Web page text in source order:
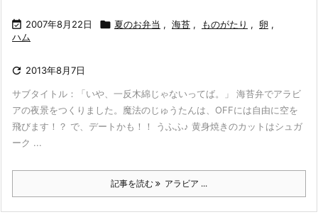
 2007年8月22日  夏のお弁当 , 海苔 , ものがたり , 卵 ,
ハム
 2013年8月7日
サブタイトル：「いや、一反木綿じゃないってば。」 海苔弁でアラビ
アの夜景をつくりました。魔法のじゅうたんは、OFFには自由に空を
飛びます！？ で、デートかも！！ うふふ♪ 黄身焼きのカットはシュガ
ーク ...
記事を読む アラビア ...